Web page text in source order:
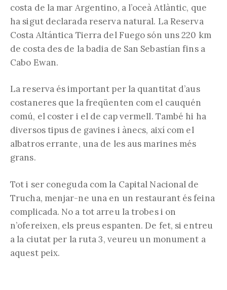
costa de la mar Argentino, a l’oceà Atlàntic, que
ha sigut declarada reserva natural. La Reserva
Costa Altántica Tierra del Fuego són uns 220 km
de costa des de la badia de San Sebastían fins a
Cabo Ewan.
La reserva és important per la quantitat d’aus
costaneres que la freqüenten com el cauquén
comú, el coster i el de cap vermell. També hi ha
diversos tipus de gavines i ànecs, així com el
albatros errante, una de les aus marines més
grans.
Tot i ser coneguda com la Capital Nacional de
Trucha, menjar-ne una en un restaurant és feina
complicada. No a tot arreu la trobes i on
n’ofereixen, els preus espanten. De fet, si entreu
a la ciutat per la ruta 3, veureu un monument a
aquest peix.